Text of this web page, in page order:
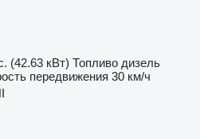
(42.63 кВт) Топливо дизель
передвижения 30 км/ч